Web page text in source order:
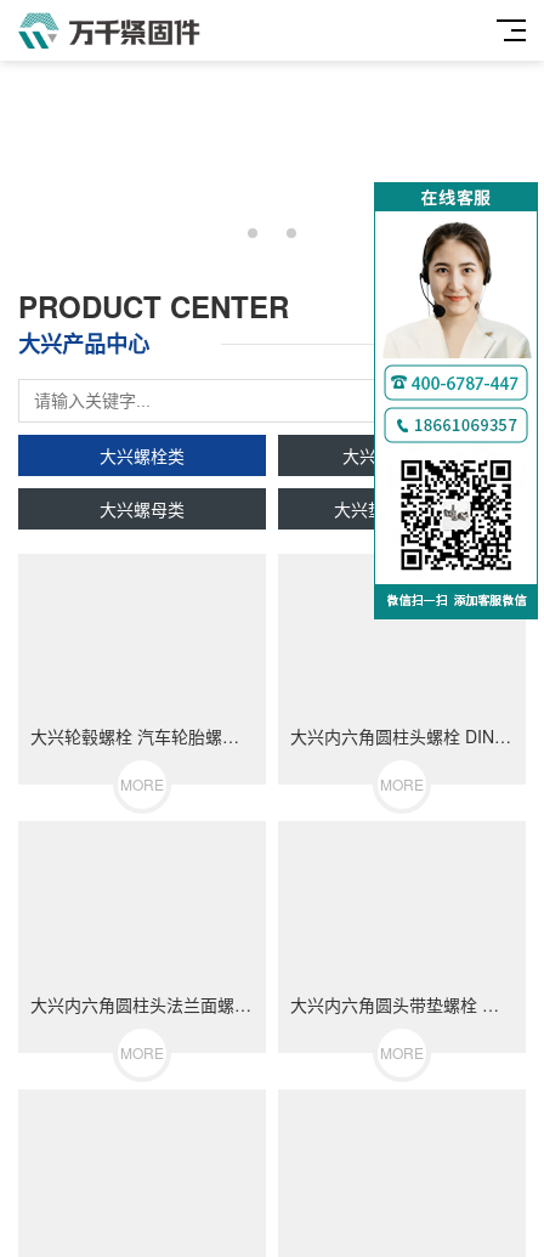
PRODUCT CENTER
大兴产品中心
大兴螺栓类 大兴双头牙条类
大兴螺母类 大兴垫圈及挡圈类
大兴轮毂螺栓 汽车轮胎螺丝 不锈钢（304/316）碳钢 合金钢
MORE
大兴内六角圆柱头螺栓 DIN912 不锈钢（304/316）碳钢 合金钢
MORE
大兴内六角圆柱头法兰面螺栓 不锈钢（304/316）碳钢 合金钢
MORE
大兴内六角圆头带垫螺栓 不锈钢（304/316）碳钢 合金钢
MORE